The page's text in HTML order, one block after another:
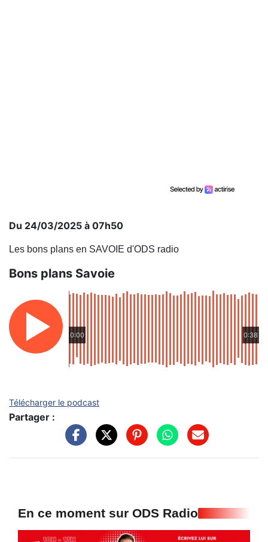
Du 24/03/2025 à 07h50
Les bons plans en SAVOIE d'ODS radio
Bons plans Savoie
0:00 0:38
Télécharger le podcast
Partager :
En ce moment sur ODS Radio